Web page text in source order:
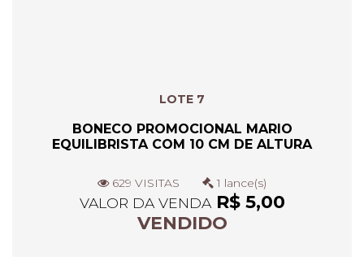
LOTE 7
BONECO PROMOCIONAL MARIO
EQUILIBRISTA COM 10 CM DE ALTURA
629 VISITAS 1 lance(s)
VALOR DA VENDAR$ 5,00
VENDIDO